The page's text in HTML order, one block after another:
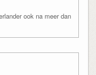
ook na meer dan